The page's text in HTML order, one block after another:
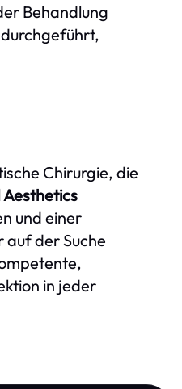
Behandlung
Chirurgie, die
und einer
der Suche
in jeder